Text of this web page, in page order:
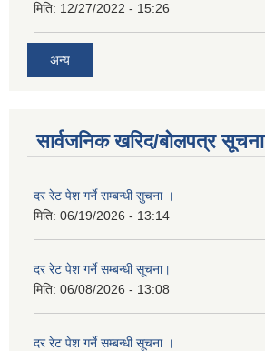
मिति: 12/27/2022 - 15:26
अन्य
सार्वजनिक खरिद/बोलपत्र सूचना
दर रेट पेश गर्ने सम्बन्धी सुचना ।
मिति: 06/19/2026 - 13:14
दर रेट पेश गर्ने सम्बन्धी सूचना।
मिति: 06/08/2026 - 13:08
दर रेट पेश गर्ने सम्बन्धी सूचना ।